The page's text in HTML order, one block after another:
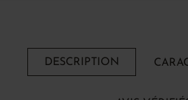
DESCRIPTION